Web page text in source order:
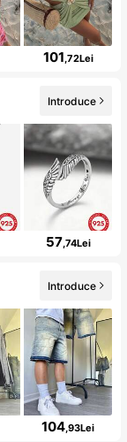
101,72Lei
Introduce
57,74Lei
Introduce
104,93Lei